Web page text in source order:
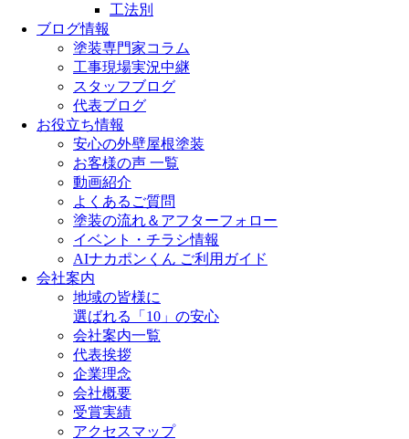
工法別
ブログ情報
塗装専門家コラム
工事現場実況中継
スタッフブログ
代表ブログ
お役立ち情報
安心の外壁屋根塗装
お客様の声 一覧
動画紹介
よくあるご質問
塗装の流れ＆アフターフォロー
イベント・チラシ情報
AIナカポンくん ご利用ガイド
会社案内
地域の皆様に
選ばれる「10」の安心
会社案内一覧
代表挨拶
企業理念
会社概要
受賞実績
アクセスマップ